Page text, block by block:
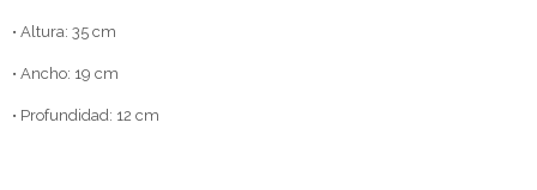
• Altura: 35 cm
• Ancho: 19 cm
• Profundidad: 12 cm